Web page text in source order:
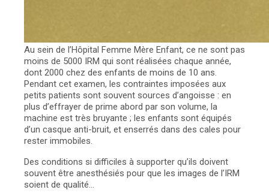
Au sein de l’Hôpital Femme Mère Enfant, ce ne sont pas
moins de 5000 IRM qui sont réalisées chaque année,
dont 2000 chez des enfants de moins de 10 ans.
Pendant cet examen, les contraintes imposées aux
petits patients sont souvent sources d’angoisse : en
plus d’effrayer de prime abord par son volume, la
machine est très bruyante ; les enfants sont équipés
d’un casque anti-bruit, et enserrés dans des cales pour
rester immobiles.
Des conditions si difficiles à supporter qu’ils doivent
souvent être anesthésiés pour que les images de l’IRM
soient de qualité…